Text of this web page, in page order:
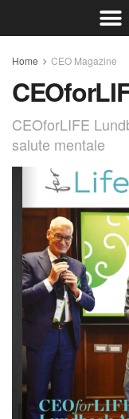
Home CEO Magazine
CEOforLIFE
salute mentale